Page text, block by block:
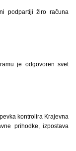
podpartiji žiro računa
je odgovoren svet
kontrolira Krajevna
prihodke, izpostava